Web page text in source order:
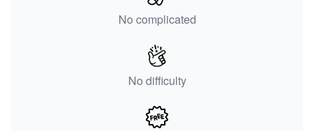
No complicated
No difficulty